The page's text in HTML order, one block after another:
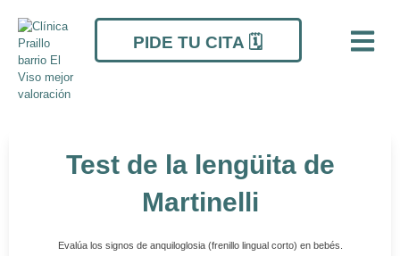
contenido
PIDE TU CITA 🗓️
Test de la lengüita de
Martinelli
Evalúa los signos de anquiloglosia (frenillo lingual corto) en bebés.